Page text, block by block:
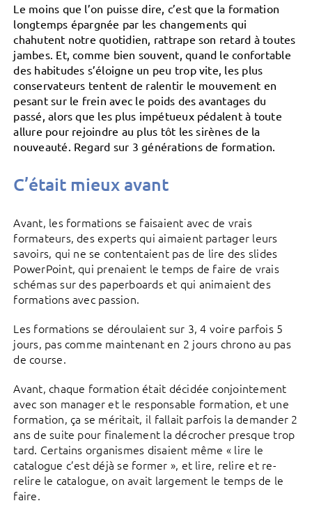
Le moins que l’on puisse dire, c’est que la formation
longtemps épargnée par les changements qui
chahutent notre quotidien, rattrape son retard à toutes
jambes. Et, comme bien souvent, quand le confortable
des habitudes s’éloigne un peu trop vite, les plus
conservateurs tentent de ralentir le mouvement en
pesant sur le frein avec le poids des avantages du
passé, alors que les plus impétueux pédalent à toute
allure pour rejoindre au plus tôt les sirènes de la
nouveauté. Regard sur 3 générations de formation.
C’était mieux avant
Avant, les formations se faisaient avec de vrais
formateurs, des experts qui aimaient partager leurs
savoirs, qui ne se contentaient pas de lire des slides
PowerPoint, qui prenaient le temps de faire de vrais
schémas sur des paperboards et qui animaient des
formations avec passion.
Les formations se déroulaient sur 3, 4 voire parfois 5
jours, pas comme maintenant en 2 jours chrono au pas
de course.
Avant, chaque formation était décidée conjointement
avec son manager et le responsable formation, et une
formation, ça se méritait, il fallait parfois la demander 2
ans de suite pour finalement la décrocher presque trop
tard. Certains organismes disaient même « lire le
catalogue c’est déjà se former », et lire, relire et re-
relire le catalogue, on avait largement le temps de le
faire.